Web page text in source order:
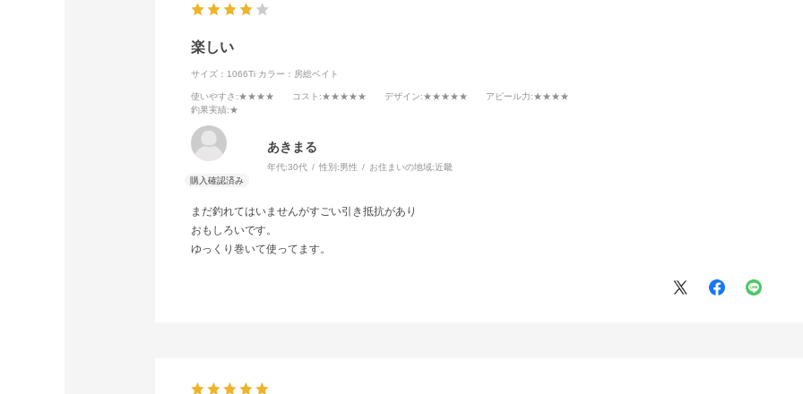
楽しい
サイズ：1066Ti カラー：房総ベイト
使いやすさ :★★★★ コスト :★★★★★ デザイン:★★★★★ アピール力:★★★★
釣果実績:★
あきまる
年代:30代 性別:男性 お住まいの地域:近畿
まだ釣れてはいませんがすごい引き抵抗があり
おもしろいです。
ゆっくり巻いて使ってます。